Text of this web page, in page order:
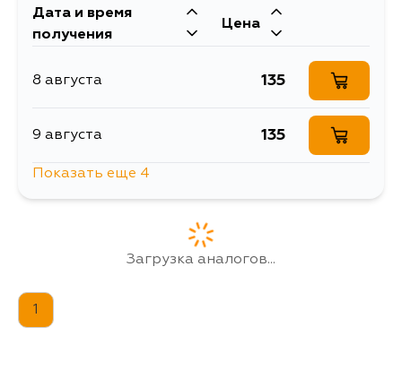
Дата и время
получения
Цена
8 августа 135
9 августа 135
15 августа
Показать еще 4
Загрузка аналогов...
1